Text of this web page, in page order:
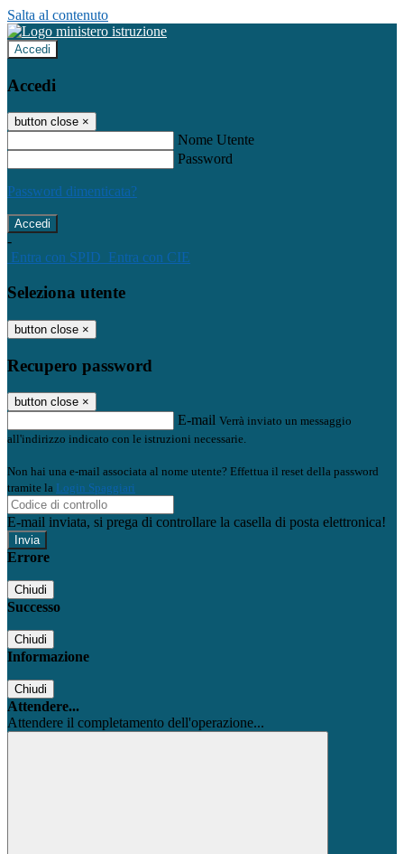
Salta al contenuto
Accedi
Accedi
button close ×
Nome Utente
Password
Password dimenticata?
-
Entra con SPID Entra con CIE
Seleziona utente
button close ×
Recupero password
button close ×
E-mail Verrà inviato un messaggio
all'indirizzo indicato con le istruzioni necessarie.
Non hai una e-mail associata al nome utente? Effettua il reset della password
tramite la Login Spaggiari
E-mail inviata, si prega di controllare la casella di posta elettronica!
Errore
Chiudi
Successo
Chiudi
Informazione
Chiudi
Attendere...
Attendere il completamento dell'operazione...